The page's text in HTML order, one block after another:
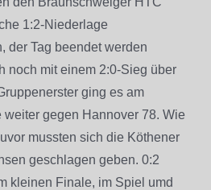
1:2-Niederlage
der Tag beendet werden
noch mit einem 2:0-Sieg über
ging es am
gegen Hannover 78. Wie
mussten sich die Köthener
geschlagen geben. 0:2
kleinen Finale, im Spiel umd